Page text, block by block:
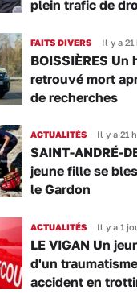
plein trafic de
FAITS DIVERS Il y a 21
BOISSIÈRES Un
retrouvé mort
de recherches
ACTUALITÉS Il y a 21 h
SAINT-ANDRÉ-
jeune fille se
le Gardon
ACTUALITÉS Il y a 1
LE VIGAN Un
d'un
accident en